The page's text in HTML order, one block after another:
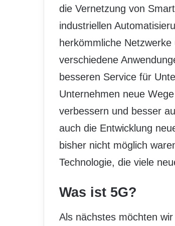
die Vernetzung von
industriellen
herkömmliche
verschiedene
besseren Service für
Unternehmen neue
verbessern und besser
auch die Entwicklung
bisher nicht möglich
Technologie, die viele
Was ist 5G?
Als nächstes möchten